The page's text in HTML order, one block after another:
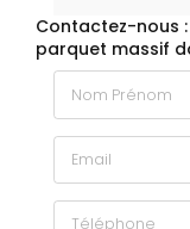
Contactez-nous
parquet massif
Nom Prénom
Email
Téléphone